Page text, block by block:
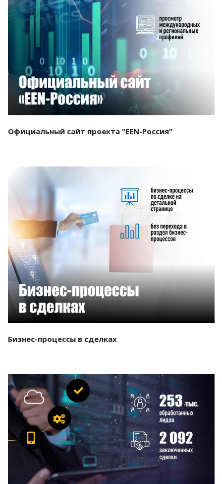
Смотреть проект
Официальный сайт проекта "EEN-Россия"
Бизнес-процессы в сделках
Смотреть проект